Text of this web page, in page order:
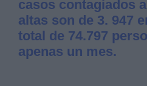
casos contagiados
altas son de 3. 947
total de 74.797
apenas un mes.